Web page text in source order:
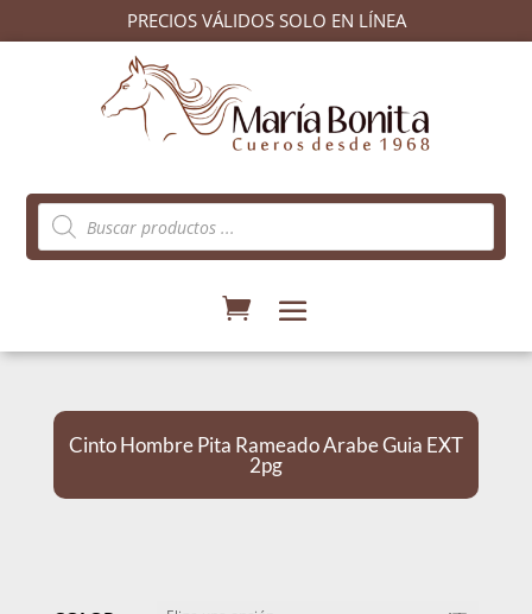
PRECIOS VÁLIDOS SOLO EN LÍNEA
Búsqueda
de
productos
Cinto Hombre Pita Rameado Arabe Guia EXT
2pg